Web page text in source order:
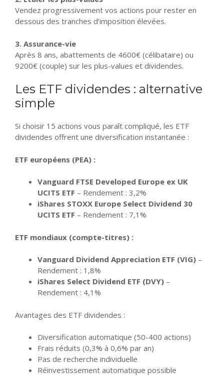
Vendez progressivement vos actions pour rester en
dessous des tranches d’imposition élevées.
3. Assurance-vie
Après 8 ans, abattements de 4600€ (célibataire) ou
9200€ (couple) sur les plus-values et dividendes.
Les ETF dividendes : alternative
simple
Si choisir 15 actions vous paraît compliqué, les ETF
dividendes offrent une diversification instantanée :
ETF européens (PEA) :
Vanguard FTSE Developed Europe ex UK
UCITS ETF – Rendement : 3,2%
iShares STOXX Europe Select Dividend 30
UCITS ETF – Rendement : 7,1%
ETF mondiaux (compte-titres) :
Vanguard Dividend Appreciation ETF (VIG) –
Rendement : 1,8%
iShares Select Dividend ETF (DVY) –
Rendement : 4,1%
Avantages des ETF dividendes :
Diversification automatique (50-400 actions)
Frais réduits (0,3% à 0,6% par an)
Pas de recherche individuelle
Réinvestissement automatique possible